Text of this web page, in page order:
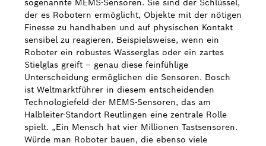
sogenannte MEMS-Sensoren. Sie sind der Schlüssel,
der es Robotern ermöglicht, Objekte mit der nötigen
Finesse zu handhaben und auf physischen Kontakt
sensibel zu reagieren. Beispielsweise, wenn ein
Roboter ein robustes Wasserglas oder ein zartes
Stielglas greift – genau diese feinfühlige
Unterscheidung ermöglichen die Sensoren. Bosch
ist Weltmarktführer in diesem entscheidenden
Technologiefeld der MEMS-Sensoren, das am
Halbleiter-Standort Reutlingen eine zentrale Rolle
spielt. „Ein Mensch hat vier Millionen Tastsensoren.
Würde man Roboter bauen, die ebenso viele